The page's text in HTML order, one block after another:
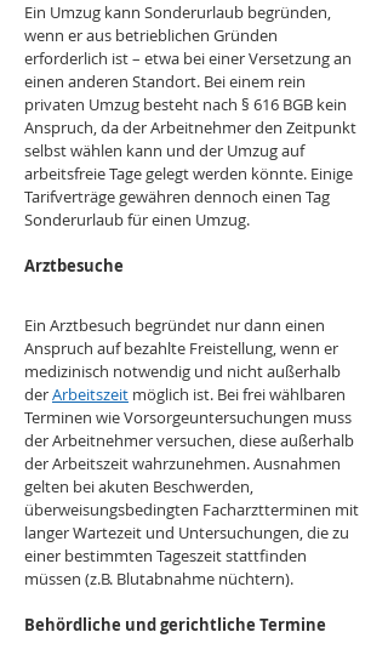
Ein Umzug kann Sonderurlaub begründen,
wenn er aus betrieblichen Gründen
erforderlich ist – etwa bei einer Versetzung an
einen anderen Standort. Bei einem rein
privaten Umzug besteht nach § 616 BGB kein
Anspruch, da der Arbeitnehmer den Zeitpunkt
selbst wählen kann und der Umzug auf
arbeitsfreie Tage gelegt werden könnte. Einige
Tarifverträge gewähren dennoch einen Tag
Sonderurlaub für einen Umzug.
Arztbesuche
Ein Arztbesuch begründet nur dann einen
Anspruch auf bezahlte Freistellung, wenn er
medizinisch notwendig und nicht außerhalb
der Arbeitszeit möglich ist. Bei frei wählbaren
Terminen wie Vorsorgeuntersuchungen muss
der Arbeitnehmer versuchen, diese außerhalb
der Arbeitszeit wahrzunehmen. Ausnahmen
gelten bei akuten Beschwerden,
überweisungsbedingten Facharztterminen mit
langer Wartezeit und Untersuchungen, die zu
einer bestimmten Tageszeit stattfinden
müssen (z.B. Blutabnahme nüchtern).
Behördliche und gerichtliche Termine